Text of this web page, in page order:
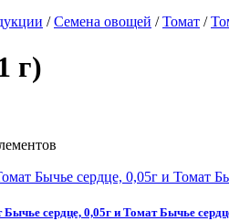
/Семена овощей /Томат /
г)
сердце, 0,05г и Томат Бычье